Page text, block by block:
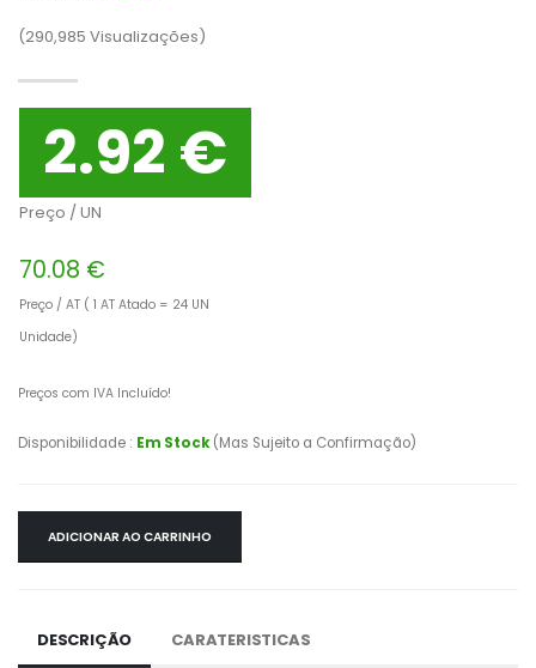
(290,985 Visualizações)
2.92 €
Preço / UN
70.08 €
Preço / AT ( 1 AT Atado = 24 UN
Unidade)
Preços com IVA Incluído!
Disponibilidade : Em Stock(Mas Sujeito a Confirmação)
ADICIONAR AO CARRINHO
DESCRIÇÃO CARATERISTICAS